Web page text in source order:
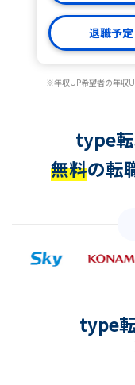
退職予定
※年収UP希望者の年収
type
無料の転
type